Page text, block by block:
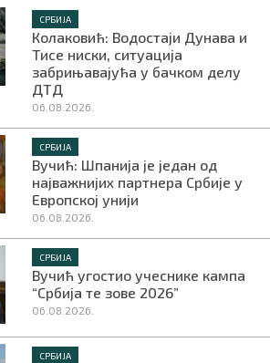
СРБИЈА
Колаковић: Водостаји Дунава и
Тисе ниски, ситуација
забрињавајућа у бачком делу
ДТД
06.08.2026.
СРБИЈА
Вучић: Шпанија је један од
најважнијих партнера Србије у
Европској унији
06.08.2026.
СРБИЈА
Вучић угостио учеснике кампа
“Србија те зове 2026”
06.08.2026.
СРБИЈА